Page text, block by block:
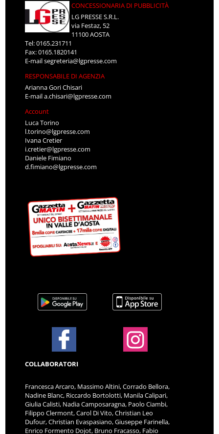
CONCESSIONARIA DI PUBBLICITÀ
LG PRESSE S.R.L.
via Festaz, 52
11100 AOSTA
Tel: 0165.231711
Fax: 0165.1820141
E-mailsegreteria@lgpresse.com
RESPONSABILE DI AGENZIA
Arianna Gori Chisari
E-maila.chisari@lgpresse.com
Account
Luca Torino
l.torino@lgpresse.com
Ivana Cretier
i.cretier@lgpresse.com
Daniele Fimiano
d.fimiano@lgpresse.com
COLLABORATORI
Francesca Arcaro, Massimo Altini, Corrado Bellora,
Nadine Blanc, Riccardo Bortolotti, Manila Calipari,
Giulia Calisti, Nadia Camposaragna, Paolo Ciambi,
Filippo Clermont, Carol Di Vito, Christian Leo
Dufour, Christian Evaspasiano, Giuseppe Farinella,
Enrico Formento Dojot, Bruno Fracasso, Fabio